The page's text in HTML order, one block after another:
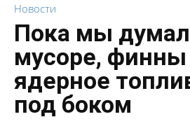
Новости
Пока мы
мусоре, финны
ядерное
под боком